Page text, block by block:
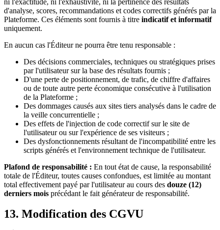
d'analyse, scores, recommandations et codes correctifs générés par la
Plateforme. Ces éléments sont fournis à titre indicatif et informatif
uniquement.
En aucun cas l'Éditeur ne pourra être tenu responsable :
Des décisions commerciales, techniques ou stratégiques prises
par l'utilisateur sur la base des résultats fournis ;
D'une perte de positionnement, de trafic, de chiffre d'affaires
ou de toute autre perte économique consécutive à l'utilisation
de la Plateforme ;
Des dommages causés aux sites tiers analysés dans le cadre de
la veille concurrentielle ;
Des effets de l'injection de code correctif sur le site de
l'utilisateur ou sur l'expérience de ses visiteurs ;
Des dysfonctionnements résultant de l'incompatibilité entre les
scripts générés et l'environnement technique de l'utilisateur.
Plafond de responsabilité : En tout état de cause, la responsabilité
totale de l'Éditeur, toutes causes confondues, est limitée au montant
total effectivement payé par l'utilisateur au cours des douze (12)
derniers mois précédant le fait générateur de responsabilité.
13. Modification des CGVU